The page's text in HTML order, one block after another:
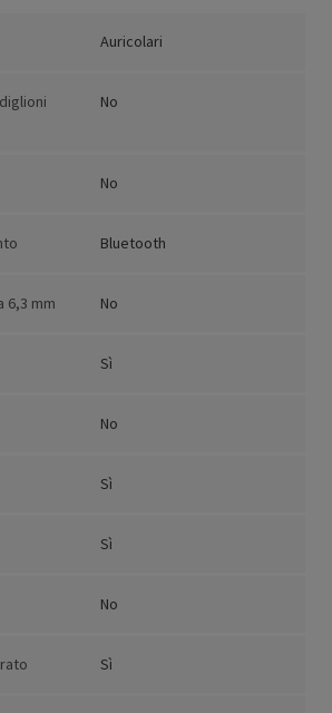
Auricolari
No
No
Bluetooth
6,3 mm No
Sì
No
Sì
Sì
No
Sì